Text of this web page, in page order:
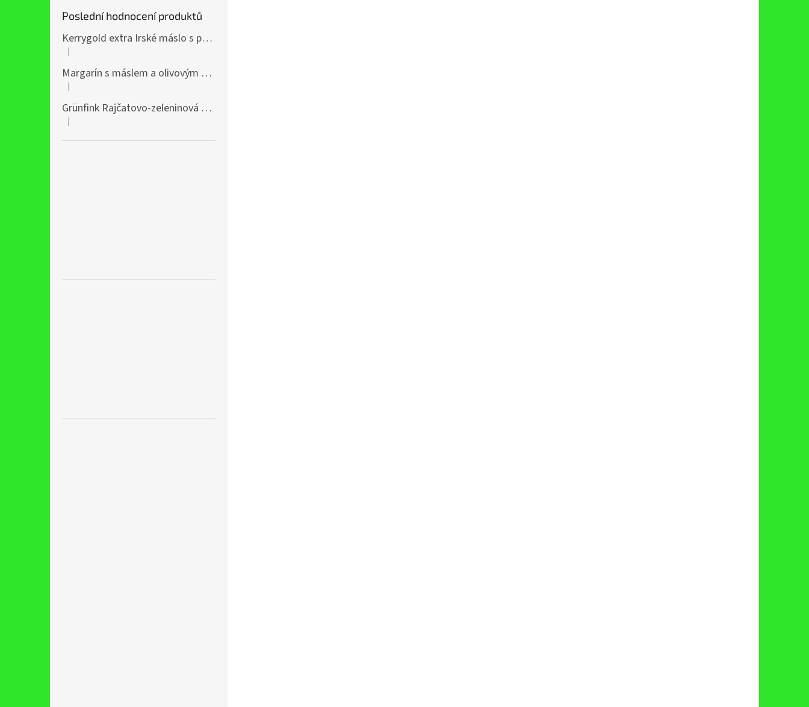
Poslední hodnocení produktů
Kerrygold extra Irské máslo s přídavkem řepkového oleje 400g
Hodnocení produktu je 5 z 5 hvězdiček.
|
Margarín s máslem a olivovým olejem 38% 250g
Hodnocení produktu je 5 z 5 hvězdiček.
|
Grünfink Rajčatovo-zeleninová šťáva 1l
Hodnocení produktu je 5 z 5 hvězdiček.
|